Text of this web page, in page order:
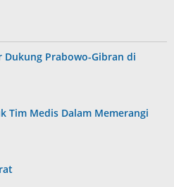
Prabowo-Gibran di
Tim Medis Dalam Memerangi